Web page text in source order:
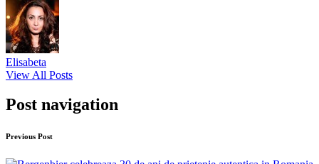
Elisabeta
View All Posts
Post navigation
Previous Post